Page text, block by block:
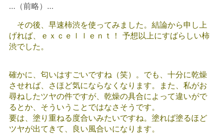
…（前略）…
その後、早速柿渋を使ってみました。結論から申し上
げれば、ｅｘｃｅｌｌｅｎｔ！ 予想以上にすばらしい柿
渋でした。
確かに、匂いはすごいですね（笑）。でも、十分に乾燥
させれば、さほど気にならなくなります。また、私がお
尋ねしたツヤの件ですが、乾燥の具合によって違いがで
るとか、そういうことではなさそうです。
要は、塗り重ねる度合いみたいですね。塗れば塗るほど
ツヤが出てきて、良い風合いになります。